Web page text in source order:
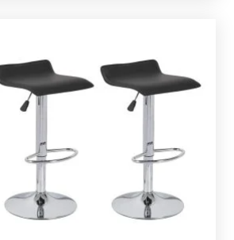
€ 104,00.
is:
€ 83,00.